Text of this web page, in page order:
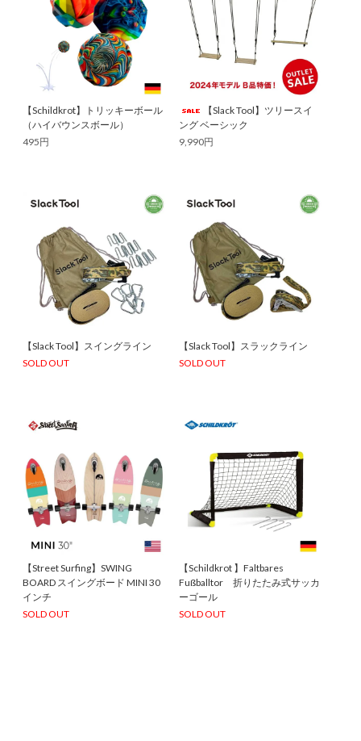
【Schildkrot】トリッキーボール
（ハイバウンスボール）
495円
【Slack Tool】ツリースイ
ング ベーシック
9,990円
【Slack Tool】スイングライン
SOLD OUT
【Slack Tool】スラックライン
SOLD OUT
【Street Surfing】SWING
BOARD スイングボード MINI 30
インチ
SOLD OUT
【Schildkrot 】Faltbares
Fußballtor 折りたたみ式サッカ
ーゴール
SOLD OUT